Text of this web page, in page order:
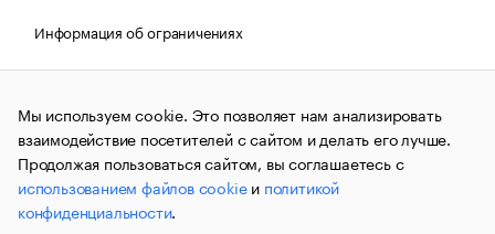
Информация об ограничениях
Правовая информация
О соблюдении авторских прав
© АО «РОСБИЗНЕСКОНСАЛТИНГ»,1995–2026.Сообщения
и материалы информационного агентства «РБК»
(зарегистрировано Федеральной службой по надзору в сфере
связи, информационных технологий и массовых
коммуникаций (Роскомнадзор) 09.12.2015 за номером ИА
№ФС77-63848) сопровождаются пометкой «РБК». Отдельные
публикации могут содержать информацию,
Мы используем cookie. Это позволяет нам анализировать
взаимодействие посетителей с сайтом и делать его лучше.
Продолжая пользоваться сайтом, вы соглашаетесь с
использованием файлов cookieи политикой
конфиденциальности.